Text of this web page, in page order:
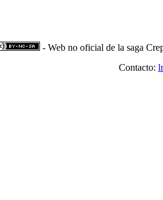
- Web no oficial de la saga
Contacto: